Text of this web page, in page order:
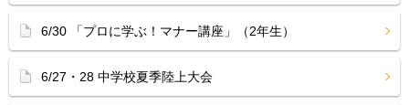
6/30 「プロに学ぶ！マナー講座」（2年生）
6/27・28 中学校夏季陸上大会